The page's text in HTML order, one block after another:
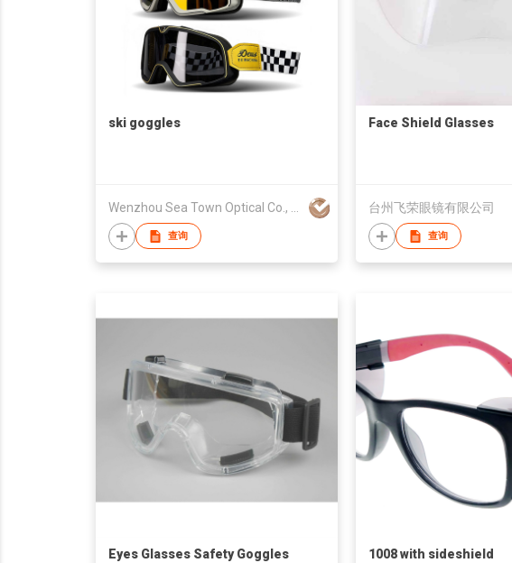
ski goggles
查询
Face Shield Glasses
台州飞荣眼镜有限公司
查询
Eyes Glasses Safety Goggles 1008 with sideshield